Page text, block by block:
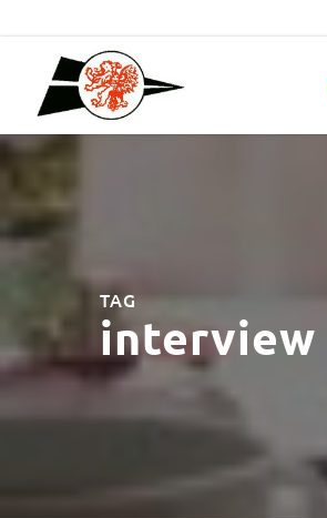
TAG
interview